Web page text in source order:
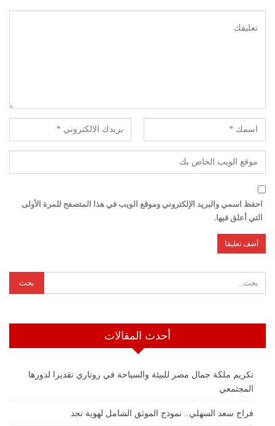
احفظ اسمي والبريد الإلكتروني وموقع الويب في هذا المتصفح للمرة الأولى
التي أعلق فيها.
أحدث المقالات
تكريم ملكة جمال مصر للبيئة والسياحة في روتاري تقديرا لدورها
المجتمعي
فراج سعد السهلي.. نموذج الموثق الشامل لهوية نجد